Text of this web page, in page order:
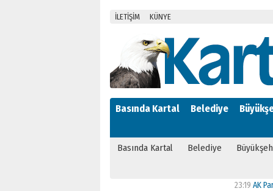
İLETİŞİM KÜNYE
Basında Kartal Belediye
Basında Kartal Belediye
AK Parti’ye